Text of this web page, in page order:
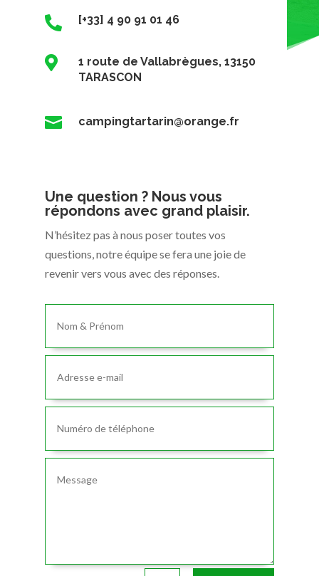
 [+33] 4 90 91 01 46

1 route de Vallabrègues, 13150
TARASCON
 campingtartarin@orange.fr
Une question ? Nous vous
répondons avec grand plaisir.
N’hésitez pas à nous poser toutes vos
questions, notre équipe se fera une joie de
revenir vers vous avec des réponses.